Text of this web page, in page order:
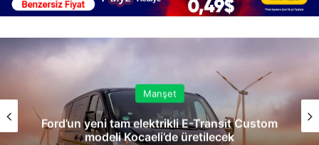
Manşet
Ford’un yeni tam elektrikli E-Transit Custom
modeli Kocaeli’de üretilecek